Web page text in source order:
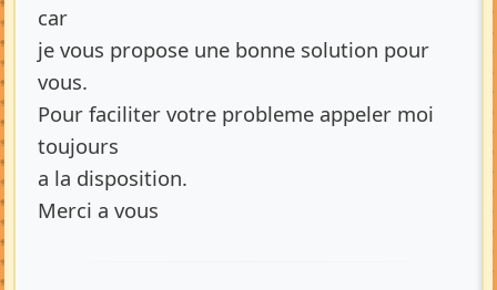
car
je vous propose une bonne solution pour
vous.
Pour faciliter votre probleme appeler moi
toujours
a la disposition.
Merci a vous